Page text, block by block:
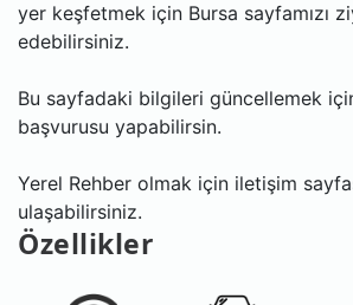
yer keşfetmek için Bursa sayfamızı
edebilirsiniz.
Bu sayfadaki bilgileri güncellemek
başvurusu yapabilirsin.
Yerel Rehber olmak için iletişim
ulaşabilirsiniz.
Özellikler